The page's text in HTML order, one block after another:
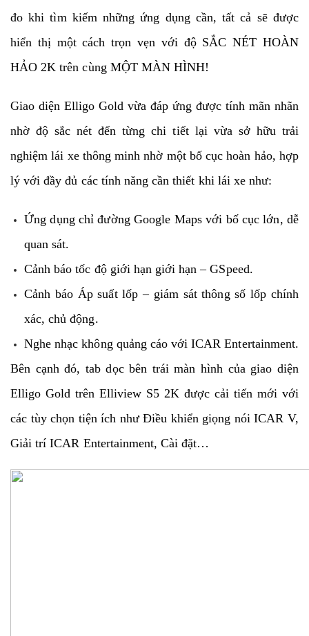
đo khi tìm kiếm những ứng dụng cần, tất cả sẽ được
hiển thị một cách trọn vẹn với độ SẮC NÉT HOÀN
HẢO 2K trên cùng MỘT MÀN HÌNH!
Giao diện Elligo Gold vừa đáp ứng được tính mãn nhãn
nhờ độ sắc nét đến từng chi tiết lại vừa sở hữu trải
nghiệm lái xe thông minh nhờ một bố cục hoàn hảo, hợp
lý với đầy đủ các tính năng cần thiết khi lái xe như:
Ứng dụng chỉ đường Google Maps với bố cục lớn, dễ
quan sát.
Cảnh báo tốc độ giới hạn giới hạn – GSpeed.
Cảnh báo Áp suất lốp – giám sát thông số lốp chính
xác, chủ động.
Nghe nhạc không quảng cáo với ICAR Entertainment.
Bên cạnh đó, tab dọc bên trái màn hình của giao diện
Elligo Gold trên Elliview S5 2K được cải tiến mới với
các tùy chọn tiện ích như Điều khiển giọng nói ICAR V,
Giải trí ICAR Entertainment, Cài đặt…